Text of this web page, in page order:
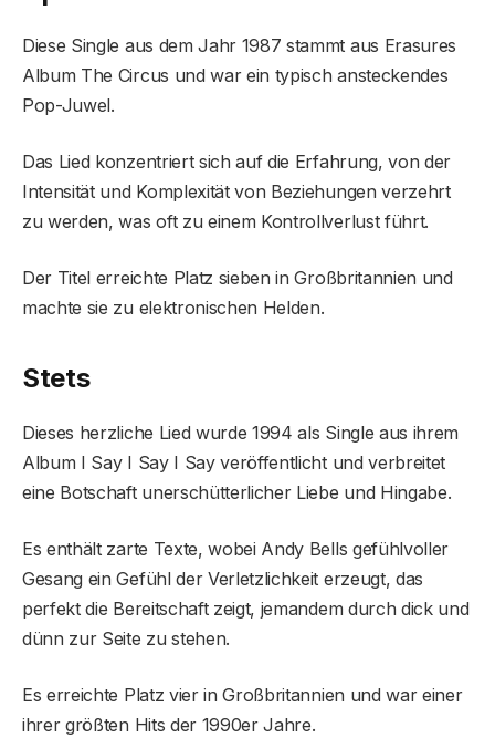
Diese Single aus dem Jahr 1987 stammt aus Erasures
Album The Circus und war ein typisch ansteckendes
Pop-Juwel.
Das Lied konzentriert sich auf die Erfahrung, von der
Intensität und Komplexität von Beziehungen verzehrt
zu werden, was oft zu einem Kontrollverlust führt.
Der Titel erreichte Platz sieben in Großbritannien und
machte sie zu elektronischen Helden.
Stets
Dieses herzliche Lied wurde 1994 als Single aus ihrem
Album I Say I Say I Say veröffentlicht und verbreitet
eine Botschaft unerschütterlicher Liebe und Hingabe.
Es enthält zarte Texte, wobei Andy Bells gefühlvoller
Gesang ein Gefühl der Verletzlichkeit erzeugt, das
perfekt die Bereitschaft zeigt, jemandem durch dick und
dünn zur Seite zu stehen.
Es erreichte Platz vier in Großbritannien und war einer
ihrer größten Hits der 1990er Jahre.